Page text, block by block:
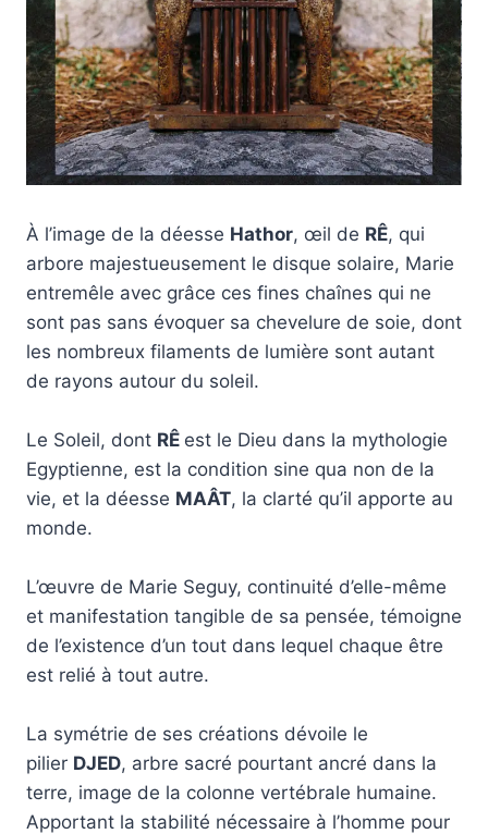
À l’image de la déesse Hathor, œil de RÊ, qui
arbore majestueusement le disque solaire, Marie
entremêle avec grâce ces fines chaînes qui ne
sont pas sans évoquer sa chevelure de soie, dont
les nombreux filaments de lumière sont autant
de rayons autour du soleil.
Le Soleil, dont RÊ est le Dieu dans la mythologie
Egyptienne, est la condition sine qua non de la
vie, et la déesse MAÂT, la clarté qu’il apporte au
monde.
L’œuvre de Marie Seguy, continuité d’elle-même
et manifestation tangible de sa pensée, témoigne
de l’existence d’un tout dans lequel chaque être
est relié à tout autre.
La symétrie de ses créations dévoile le
pilier DJED, arbre sacré pourtant ancré dans la
terre, image de la colonne vertébrale humaine.
Apportant la stabilité nécessaire à l’homme pour